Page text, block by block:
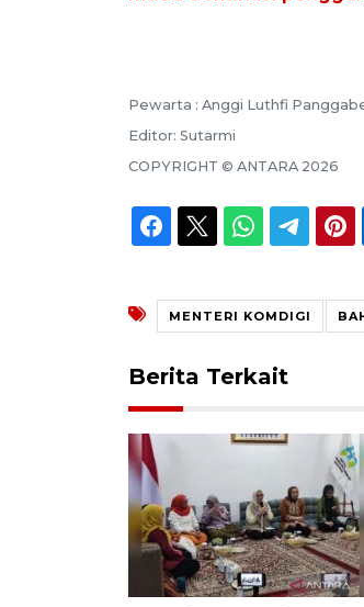
Pewarta : Anggi Luthfi
Editor: Sutarmi
COPYRIGHT © ANTARA 2026
MENTERI KOMDIGI
Berita Terkait